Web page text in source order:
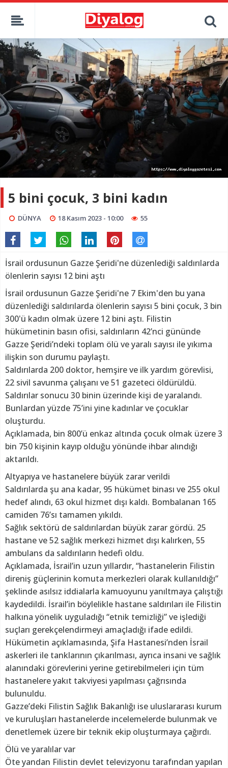
5 bini çocuk, 3 bini kadın
DÜNYA 18 Kasım 2023 - 10:00 55
İsrail ordusunun Gazze Şeridi'ne düzenlediği saldırılarda
ölenlerin sayısı 12 bini aştı
İsrail ordusunun Gazze Şeridi'ne 7 Ekim'den bu yana
düzenlediği saldırılarda ölenlerin sayısı 5 bini çocuk, 3 bin
300'ü kadın olmak üzere 12 bini aştı. Filistin
hükümetinin basın ofisi, saldırıların 42’nci gününde
Gazze Şeridi’ndeki toplam ölü ve yaralı sayısı ile yıkıma
ilişkin son durumu paylaştı.
Saldırılarda 200 doktor, hemşire ve ilk yardım görevlisi,
22 sivil savunma çalışanı ve 51 gazeteci öldürüldü.
Saldırılar sonucu 30 binin üzerinde kişi de yaralandı.
Bunlardan yüzde 75’ini yine kadınlar ve çocuklar
oluşturdu.
Açıklamada, bin 800’ü enkaz altında çocuk olmak üzere 3
bin 750 kişinin kayıp olduğu yönünde ihbar alındığı
aktarıldı.
Altyapıya ve hastanelere büyük zarar verildi
Saldırılarda şu ana kadar, 95 hükümet binası ve 255 okul
hedef alındı, 63 okul hizmet dışı kaldı. Bombalanan 165
camiden 76’sı tamamen yıkıldı.
Sağlık sektörü de saldırılardan büyük zarar gördü. 25
hastane ve 52 sağlık merkezi hizmet dışı kalırken, 55
ambulans da saldırıların hedefi oldu.
Açıklamada, İsrail’in uzun yıllardır, “hastanelerin Filistin
direniş güçlerinin komuta merkezleri olarak kullanıldığı”
şeklinde asılsız iddialarla kamuoyunu yanıltmaya çalıştığı
kaydedildi. İsrail’in böylelikle hastane saldırıları ile Filistin
halkına yönelik uyguladığı “etnik temizliği” ve işlediği
suçları gerekçelendirmeyi amaçladığı ifade edildi.
Hükümetin açıklamasında, Şifa Hastanesi’nden İsrail
askerleri ile tanklarının çıkarılması, ayrıca insani ve sağlık
alanındaki görevlerini yerine getirebilmeleri için tüm
hastanelere yakıt takviyesi yapılması çağrısında
bulunuldu.
Gazze’deki Filistin Sağlık Bakanlığı ise uluslararası kurum
ve kuruluşları hastanelerde incelemelerde bulunmak ve
denetlemek üzere bir teknik ekip oluşturmaya çağırdı.
Ölü ve yaralılar var
Öte yandan Filistin devlet televizyonu tarafından yapılan